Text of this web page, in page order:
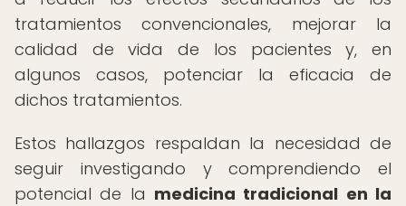
tratamientos convencionales, mejorar la
calidad de vida de los pacientes y, en
algunos casos, potenciar la eficacia de
dichos tratamientos.
Estos hallazgos respaldan la necesidad de
seguir investigando y comprendiendo el
potencial de la medicina tradicional en la